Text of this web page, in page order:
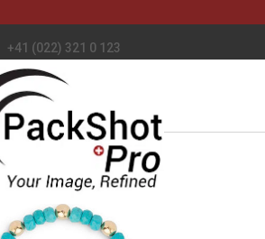
+41 (022) 321 0 123